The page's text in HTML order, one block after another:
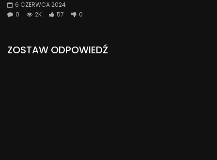
6 CZERWCA 2024
0
2K 57 0
ZOSTAW ODPOWIEDŹ